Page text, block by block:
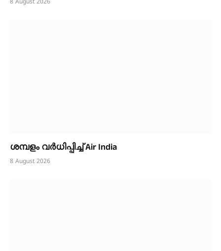
8 August 2026
ശമ്പളം വർധിപ്പിച്ച് Air India
8 August 2026